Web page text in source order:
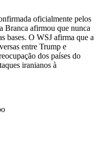
oficialmente pelos
Branca afirmou que nunca
bases. O WSJ afirma que a
entre Trump e
dos países do
iranianos à